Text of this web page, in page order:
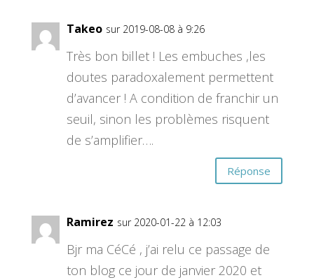
Takeo sur 2019-08-08 à 9:26
Très bon billet ! Les embuches ,les
doutes paradoxalement permettent
d’avancer ! A condition de franchir un
seuil, sinon les problèmes risquent
de s’amplifier….
Réponse
Ramirez sur 2020-01-22 à 12:03
Bjr ma CéCé , j’ai relu ce passage de
ton blog ce jour de janvier 2020 et